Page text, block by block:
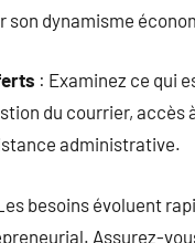
son dynamisme
: Examinez ce qui
du courrier, accès
administrative.
besoins évoluent
Assurez-